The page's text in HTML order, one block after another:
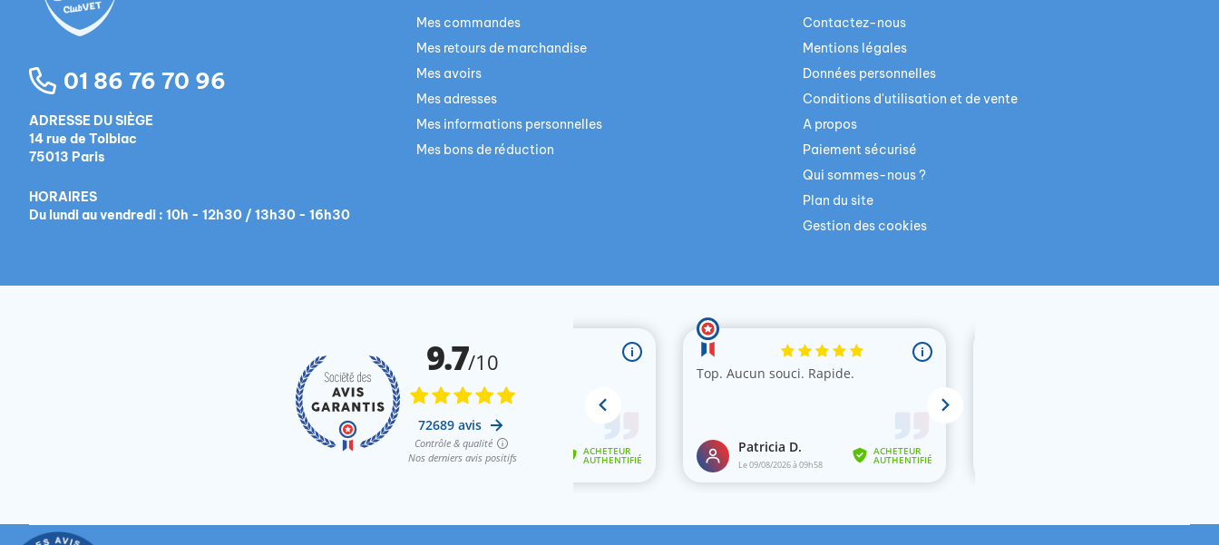
01 86 76 70 96
ADRESSE DU SIÈGE
14 rue de Tolbiac
75013 Paris
HORAIRES
Du lundi au vendredi : 10h - 12h30 / 13h30 - 16h30
Mes commandes
Mes retours de marchandise
Mes avoirs
Mes adresses
Mes informations personnelles
Mes bons de réduction
Contactez-nous
Mentions légales
Données personnelles
Conditions d'utilisation et de vente
A propos
Paiement sécurisé
Qui sommes-nous ?
Plan du site
Gestion des cookies